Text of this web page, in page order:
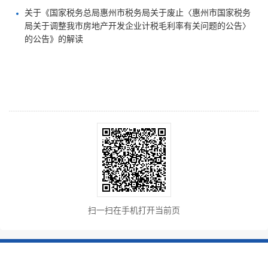
关于《国家税务总局惠州市税务局关于废止〈惠州市国家税务
局关于调整我市房地产开发企业计税毛利率有关问题的公告〉
的公告》的解读
扫一扫在手机打开当前页